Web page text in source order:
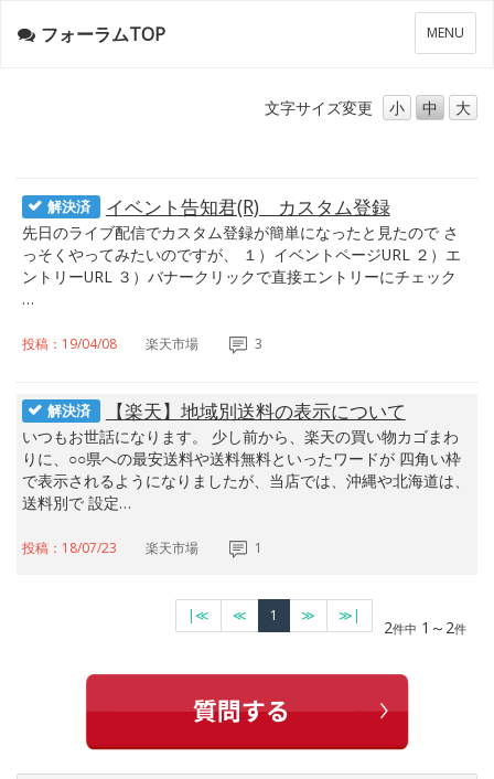
メ
ニ
ー
MENU
フォーラムTOP
文字サイズ変更 小 中 大
解決済 イベント告知君(R) カスタム登録
先日のライブ配信でカスタム登録が簡単になったと見たので さ
っそくやってみたいのですが、 １）イベントページURL ２）エ
ントリーURL ３）バナークリックで直接エントリーにチェック
…
投稿：19/04/08 楽天市場 3
解決済 【楽天】地域別送料の表示について
いつもお世話になります。 少し前から、楽天の買い物カゴまわ
りに、○○県への最安送料や送料無料といったワードが 四角い枠
で表示されるようになりましたが、当店では、沖縄や北海道は、
送料別で 設定…
投稿：18/07/23 楽天市場 1
2件中 1～2件
|≪ ≪ 1 ≫ ≫|